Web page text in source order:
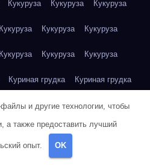
Кукуруза Кукуруза Кукуруза
Кукуруза Кукуруза Кукуруза
Кукуруза Кукуруза Кукуруза
Куриная грудка Куриная грудка
грудка Куриная грудка
грудка Куриная грудка
Куриная грудка
файлы и другие технологии, чтобы
а также предоставить лучший
опыт. OK